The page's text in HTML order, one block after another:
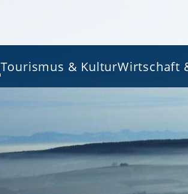
Tourismus & KulturWirtschaft